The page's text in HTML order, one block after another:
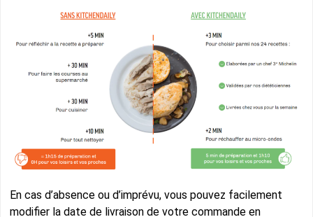
En cas d’absence ou d’imprévu, vous pouvez facilement
modifier la date de livraison de votre commande en